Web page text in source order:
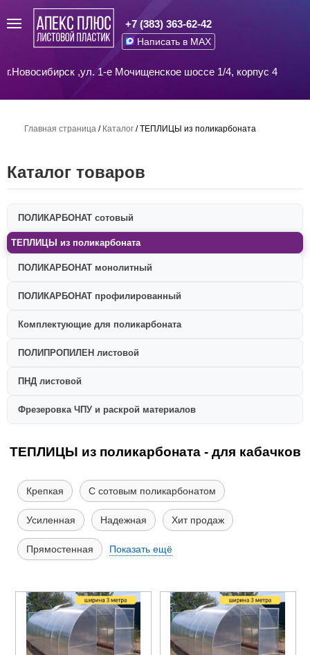
+7 (383) 363-62-42
Написать в MAX
г.Новосибирск ,ул. 1-е Мочищенское шоссе 1/4, корпус 4
Главная страница / Каталог /ТЕПЛИЦЫ из поликарбоната
Каталог товаров
ПОЛИКАРБОНАТ сотовый
ТЕПЛИЦЫ из поликарбоната
ПОЛИКАРБОНАТ монолитный
ПОЛИКАРБОНАТ профилированный
Комплектующие для поликарбоната
ПОЛИПРОПИЛЕН листовой
ПНД листовой
Фрезеровка ЧПУ и раскрой материалов
ТЕПЛИЦЫ из поликарбоната - для кабачков
Крепкая С сотовым поликарбонатом
Усиленная Надежная Хит продаж
Прямостенная Показать ещё